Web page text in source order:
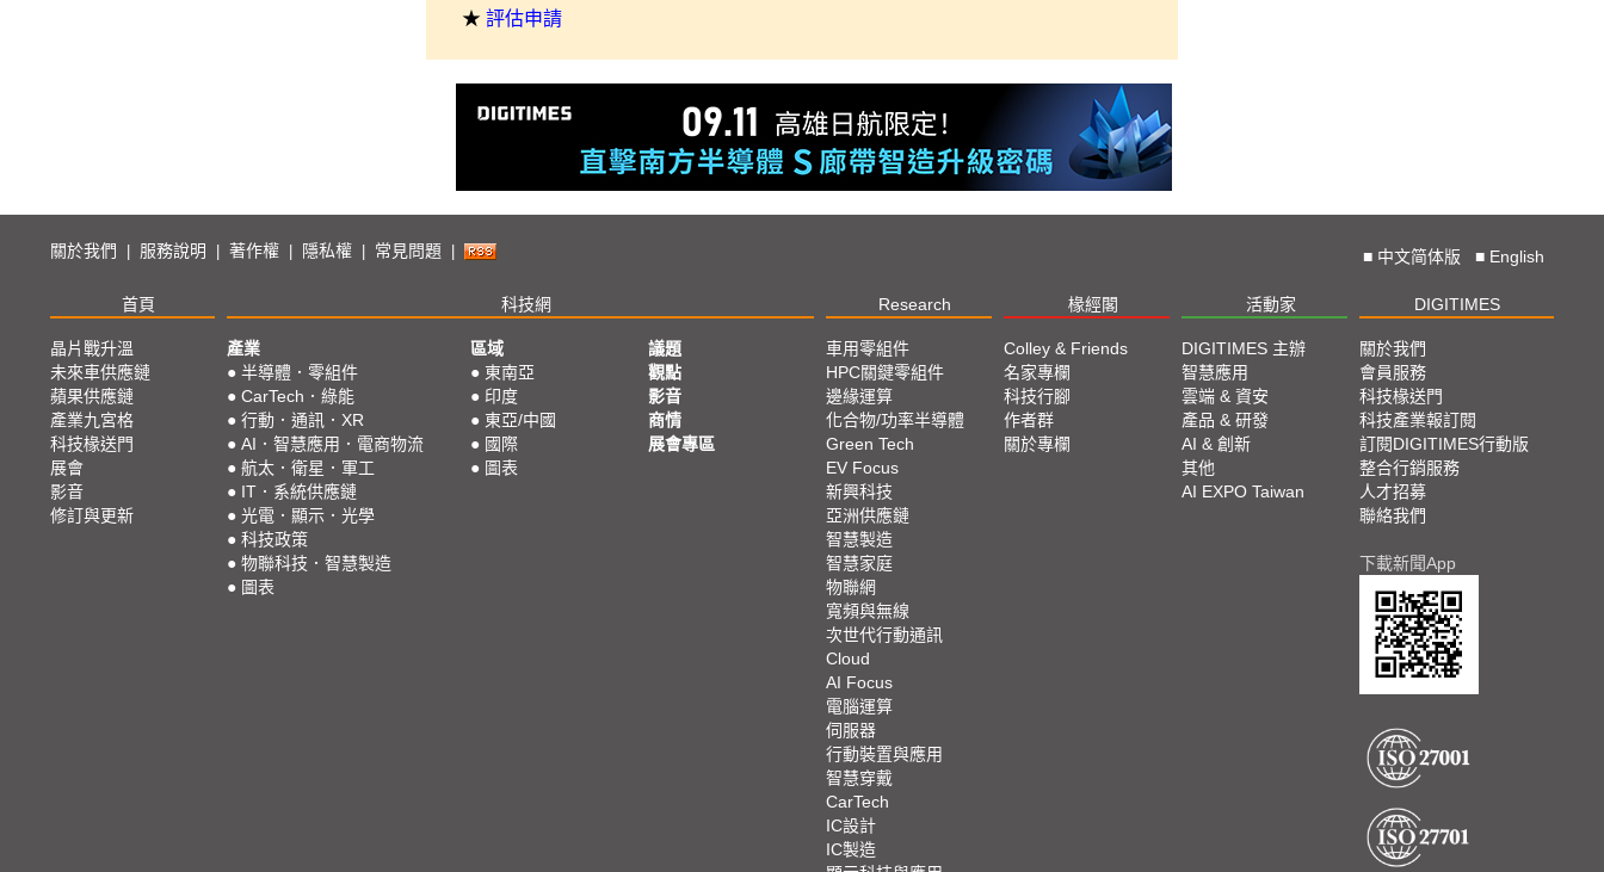
★ 評估申請
關於我們 服務說明 著作權 隱私權 常見問題 ■ 中文简体版 ■ English
首頁 科技網 Research 椽經閣 活動家 DIGITIMES
晶片戰升溫
未來車供應鏈
蘋果供應鏈
產業九宮格
科技椽送門
展會
影音
修訂與更新
產業
● 半導體．零組件
● CarTech．綠能
● 行動．通訊．XR
● AI．智慧應用．電商物流
● 航太．衛星．軍工
● IT．系統供應鏈
● 光電．顯示．光學
● 科技政策
● 物聯科技．智慧製造
● 圖表
區域
● 東南亞
● 印度
● 東亞/中國
● 國際
● 圖表
議題
觀點
影音
商情
展會專區
車用零組件
HPC關鍵零組件
邊緣運算
化合物/功率半導體
Green Tech
EV Focus
新興科技
亞洲供應鏈
智慧製造
智慧家庭
物聯網
寬頻與無線
次世代行動通訊
Cloud
AI Focus
電腦運算
伺服器
行動裝置與應用
智慧穿戴
CarTech
IC設計
IC製造
Colley & Friends
名家專欄
科技行腳
作者群
關於專欄
DIGITIMES 主辦
智慧應用
雲端 & 資安
產品 & 研發
AI & 創新
其他
AI EXPO Taiwan
關於我們
會員服務
科技椽送門
科技產業報訂閱
訂閱DIGITIMES行動版
整合行銷服務
人才招募
聯絡我們
下載新聞App